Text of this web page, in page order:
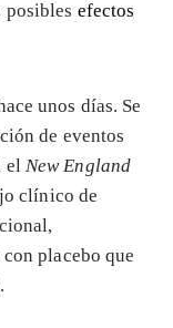
posibles efectos
unos días. Se
de eventos
el New England
clínico de
placebo que